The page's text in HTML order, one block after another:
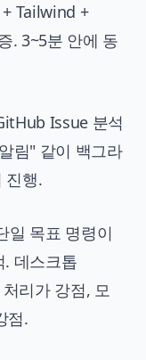
Tailwind +
. 3~5분 안에 동
Issue 분석
림" 같이 백그라
진행.
일 목표 명령이
. 데스크톱
리가 강점, 모
점.